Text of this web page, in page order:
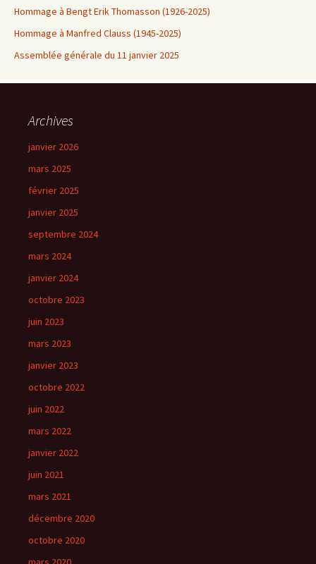
Hommage à Bengt Erik Thomasson (1926-2025)
Hommage à Manfred Clauss (1945-2025)
Assemblée générale du 11 janvier 2025
Archives
janvier 2026
mars 2025
février 2025
janvier 2025
septembre 2024
mars 2024
janvier 2024
octobre 2023
juin 2023
mars 2023
janvier 2023
octobre 2022
juin 2022
mars 2022
janvier 2022
juin 2021
mars 2021
décembre 2020
octobre 2020